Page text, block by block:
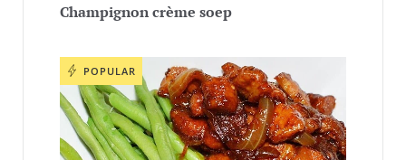
Champignon crème soep
POPULAR